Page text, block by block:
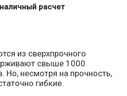
расчет
из сверхпрочного
свыше 1000
Но, несмотря на прочность,
гибкие.